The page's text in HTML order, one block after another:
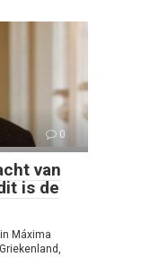
0
van
is de
Máxima